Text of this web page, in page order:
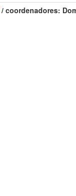
/ coordenadores: